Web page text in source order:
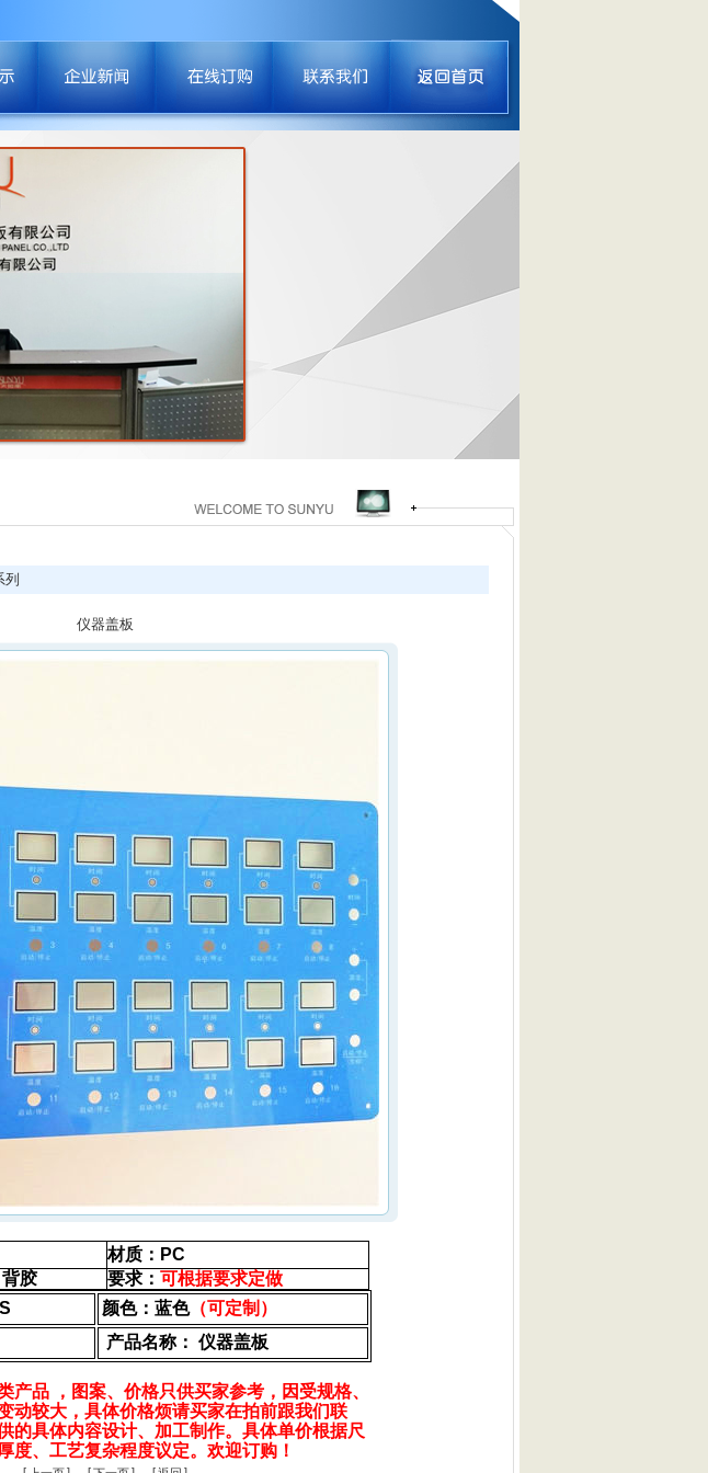
仪器盖板
材质：PC
胶 要求： 可根据要求定做
颜色：蓝色（可定制）
产品名称： 仪器盖板
产品 ，图案、价格只供买家参考，因受规格、
动较大，具体价格烦请买家在拍前跟我们联
的具体内容设计、加工制作。具体单价根据尺
度、工艺复杂程度议定。欢迎订购！